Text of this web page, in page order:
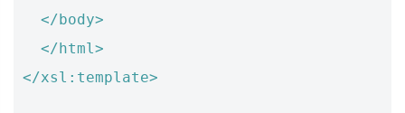
</body>
</html>
</xsl:template>